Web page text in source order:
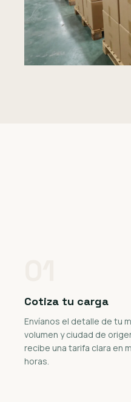
Cotiza tu carga
Envíanos el detalle de tu
volumen y ciudad de
recibe una tarifa clara en
horas.